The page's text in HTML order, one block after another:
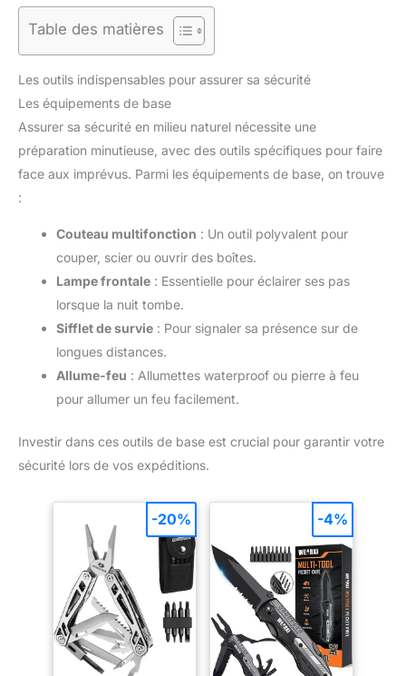
Table des matières
Les outils indispensables pour assurer sa sécurité
Les équipements de base
Assurer sa sécurité en milieu naturel nécessite une
préparation minutieuse, avec des outils spécifiques pour faire
face aux imprévus. Parmi les équipements de base, on trouve
:
Couteau multifonction : Un outil polyvalent pour
couper, scier ou ouvrir des boîtes.
Lampe frontale : Essentielle pour éclairer ses pas
lorsque la nuit tombe.
Sifflet de survie : Pour signaler sa présence sur de
longues distances.
Allume-feu : Allumettes waterproof ou pierre à feu
pour allumer un feu facilement.
Investir dans ces outils de base est crucial pour garantir votre
sécurité lors de vos expéditions.
-20% -4%